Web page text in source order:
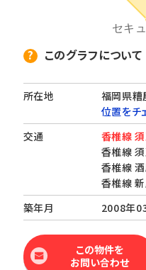
このグラフについて
所在地
福岡県
位置をチ
交通
香椎線
香椎線
香椎線
香椎線
築年月
2008年
この物件を
お問い合わせ